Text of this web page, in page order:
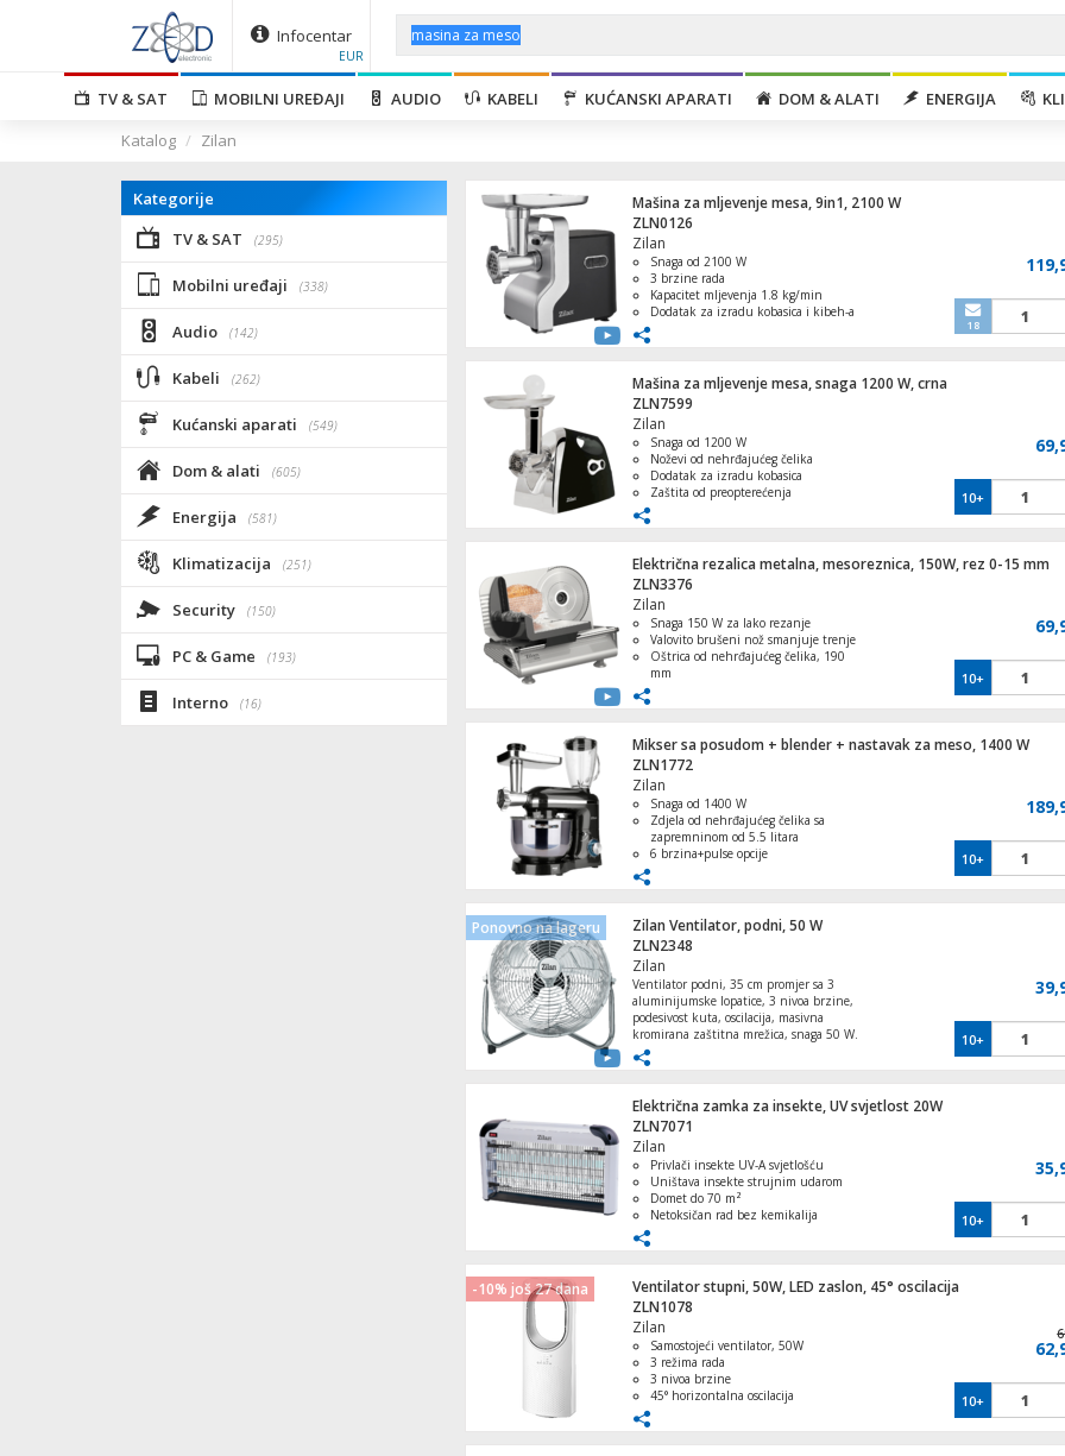
Infocentar
EUR
TV & SAT MOBILNI UREĐAJI AUDIO KABELI KUĆANSKI APARATI DOM & ALATI ENERGIJA
Katalog
Zilan
Kategorije
TV & SAT
(295)
Mobilni uređaji (338)
Audio (142)
Kabeli (262)
Kućanski aparati (549)
Dom & alati (605)
Energija (581)
Klimatizacija (251)
Security (150)
PC & Game (193)
Interno (16)
Mašina za mljevenje mesa, 9in1, 2100 W
ZLN0126
Zilan
Snaga od 2100 W
3 brzine rada
Kapacitet mljevenja 1.8 kg/min
Dodatak za izradu kobasica i kibeh-a
debljina
18
Mašina za mljevenje mesa, snaga 1200 W, crna
ZLN7599
Zilan
Snaga od 1200 W
Noževi od nehrđajućeg čelika
Dodatak za izradu kobasica
Zaštita od preopterećenja
10+
Električna rezalica metalna, mesoreznica, 150W, rez 0-15 mm
ZLN3376
Zilan
Snaga 150 W za lako rezanje
Valovito brušeni nož smanjuje trenje
Oštrica od nehrđajućeg čelika, 190
mm
Prekidač on/off, stabilne gumirane
nožice.
10+
Mikser sa posudom + blender + nastavak za meso, 1400 W
ZLN1772
Zilan
Snaga od 1400 W
Zdjela od nehrđajućeg čelika sa
zapremninom od 5.5 litara
6 brzina+pulse opcije
kontrolom PCB-a
Dodaci: kuka za tijesto, mlatilica,
pjenjača.
10+
Ponovno na lageru
Zilan Ventilator, podni, 50 W
ZLN2348
Zilan
Ventilator podni, 35 cm promjer sa 3
aluminijumske lopatice, 3 nivoa brzine,
podesivost kuta, oscilacija, masivna
kromirana zaštitna mrežica, snaga 50 W.
Idealno za svaki kutak Vašeg doma
10+
Električna zamka za insekte, UV svjetlost 20W
ZLN7071
Zilan
Privlači insekte UV-A svjetlošću
Uništava insekte strujnim udarom
Domet do 70 m²
Netoksičan rad bez kemikalija
10+
-10% još 27 dana
Ventilator stupni, 50W, LED zaslon, 45° oscilacija
ZLN1078
Zilan
Samostojeći ventilator, 50W
3 režima rada
3 nivoa brzine
45° horizontalna oscilacija
10+
Aparat za sladoled s kompresorom,
lit., 90W
Ventilator stupni, 40W, LED zaslon, 80°
Ventilator stropni sa rasvjetom, 70W
Solarna vrtna LED lampa, 300 mAh
USB A na USB micro kabel, 2.1A, dužina
21,5cm, flat